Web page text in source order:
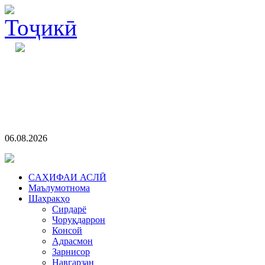
06.08.2026
CАҲИФАИ АСЛӢ
Маълумотнома
Шаҳракҳо
Сирдарё
Чоруқдаррон
Консой
Адрасмон
Зарнисор
Навгарзан